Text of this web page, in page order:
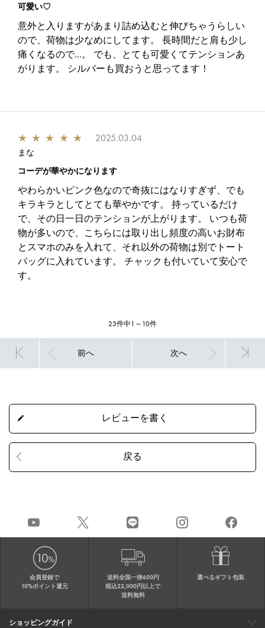
可愛い♡
意外と入りますがあまり詰め込むと伸びちゃうらしい
ので、荷物は少なめにしてます。 長時間だと肩も少し
痛くなるので…。 でも、とても可愛くてテンションあ
がります。 シルバーも買おうと思ってます！
★ ★ ★ ★ ★ 2025.03.04
まな
コーデが華やかになります
やわらかいピンク色なので奇抜にはなりすぎず、でも
キラキラとしてとても華やかです。 持っているだけ
で、その日一日のテンションが上がります。 いつも荷
物が多いので、こちらには取り出し頻度の高いお財布
とスマホのみを入れて、それ以外の荷物は別でトート
バッグに入れています。 チャックも付いていて安心で
す。
23件中1～10件
前へ 次へ
会員登録で
10%ポイント還元
送料全国一律600円
税込22,000円以上で
送料無料
選べるギフト包装
ショッピングガイド